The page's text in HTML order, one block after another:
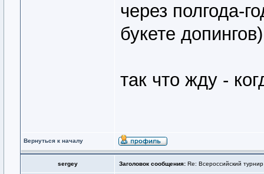
через полгода-
букете допингов)
так что жду -
Вернуться к началу
sergey Заголовок сообщения: Re: Всероссийский